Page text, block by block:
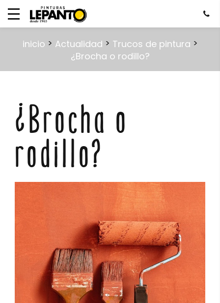
inicio > Actualidad > Trucos de pintura >
¿Brocha o rodillo?
¿Brocha o
rodillo?